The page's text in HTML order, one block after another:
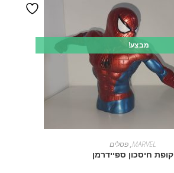
מבצע!
הוספה לסל
MARVEL
,פסלים
קופת חיסכון ספיידרמן